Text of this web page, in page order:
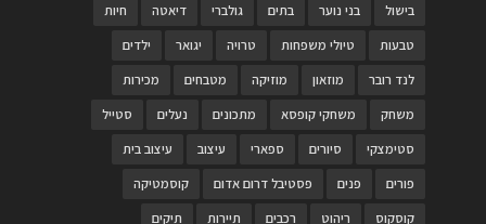
בישול
בני נוער בתים גולברי דיאטה
חיות
טבעות
טיולי משפחות טרויה יגואר
ילדים
לנד רובר
מוזאון מוזיקה מטבחים
מכירות
משחק
משחקי קופסא מתכונים נעלים
סטייל
סטימצקי
סיורים ספארי עיצוב
עיצוב בית
פורים
פנים פסטיבל דרום אדום
קוסמטיקה
קוסקוס
ריהוט רכבים תיירות תיקים